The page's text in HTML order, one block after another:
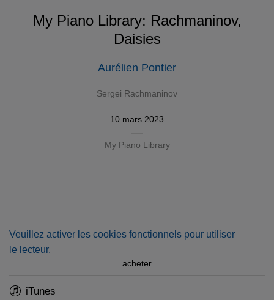
My Piano Library: Rachmaninov,
Daisies
Aurélien Pontier
Sergei Rachmaninov
10 mars 2023
My Piano Library
Veuillez activer les cookies fonctionnels pour utiliser
le lecteur.
acheter
iTunes